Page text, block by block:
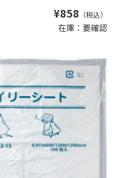
¥858 （税込）
在庫：要確認